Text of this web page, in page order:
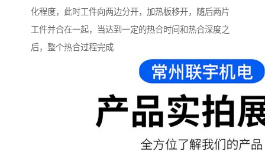
化程度，此时工件向两边分开，加热板移开，随后两片
工件并合在一起，当达到一定的热合时间和热合深度之
后，整个热合过程完成